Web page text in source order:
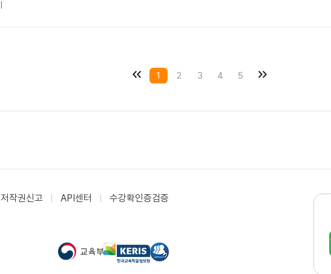
1 2 3 4 5
저작권신고 API센터 수강확인증검증